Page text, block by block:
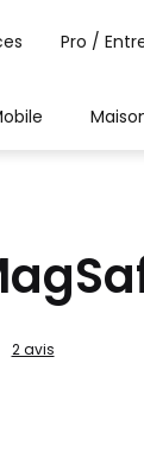
Pro /
2 avis